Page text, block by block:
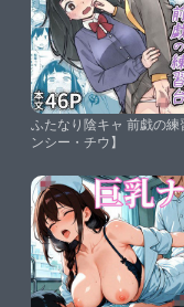
ふたなり陰キャ 前戯の練習台【レ
ンシー・チウ】